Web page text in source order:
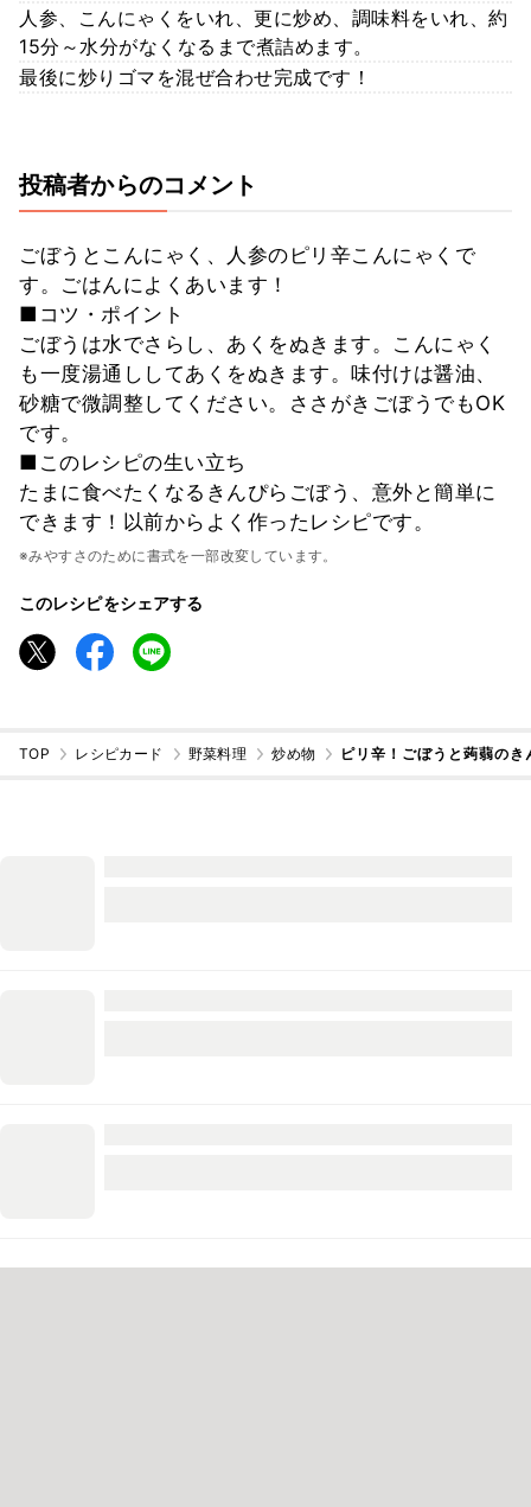
人参、こんにゃくをいれ、更に炒め、調味料をいれ、約
15分～水分がなくなるまで煮詰めます。
最後に炒りゴマを混ぜ合わせ完成です！
投稿者からのコメント
ごぼうとこんにゃく、人参のピリ辛こんにゃくで
す。ごはんによくあいます！
■コツ・ポイント
ごぼうは水でさらし、あくをぬきます。こんにゃく
も一度湯通ししてあくをぬきます。味付けは醤油、
砂糖で微調整してください。ささがきごぼうでもOK
です。
■このレシピの生い立ち
たまに食べたくなるきんぴらごぼう、意外と簡単に
できます！以前からよく作ったレシピです。
※みやすさのために書式を一部改変しています。
このレシピをシェアする
TOP レシピカード 野菜料理 炒め物 ピリ辛！ごぼうと蒟蒻のき